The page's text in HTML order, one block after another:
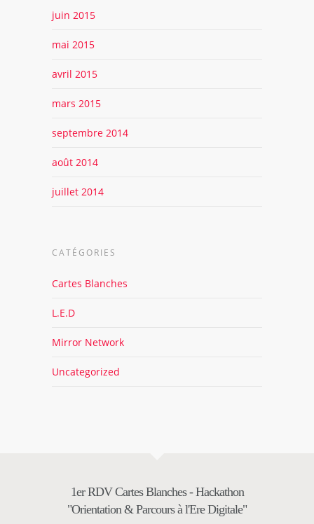
juin 2015
mai 2015
avril 2015
mars 2015
septembre 2014
août 2014
juillet 2014
CATÉGORIES
Cartes Blanches
L.E.D
Mirror Network
Uncategorized
1er RDV Cartes Blanches - Hackathon
"Orientation & Parcours à l'Ere Digitale"